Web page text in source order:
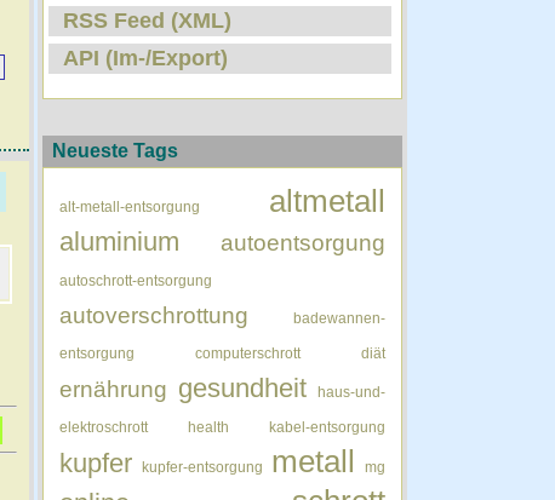
RSS Feed (XML)
API (Im-/Export)
Neueste Tags
alt-metall-entsorgung altmetall
aluminium autoentsorgung
autoschrott-entsorgung
autoverschrottung badewannen-
entsorgung computerschrott diät
ernährung gesundheit haus-und-
elektroschrott health kabel-entsorgung
kupfer kupfer-entsorgung metall mg